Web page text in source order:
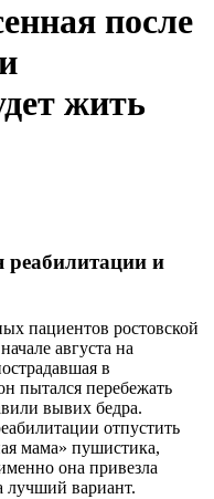
после
жить
реабилитации и
пациентов ростовской
августа на
в
пытался перебежать
вывих бедра.
отпустить
мама» пушистика,
она привезла
лучший вариант.